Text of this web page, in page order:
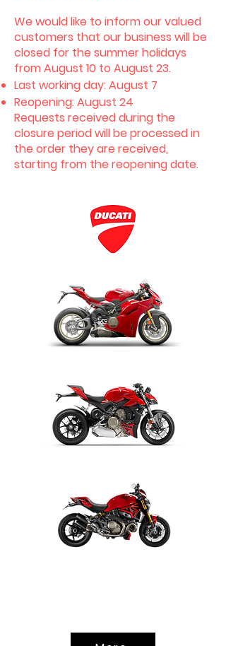
We would like to inform our valued
customers that our business will be
closed for the summer holidays
from August 10 to August 23.
Last working day: August 7
Reopening: August 24
Requests received during the
closure period will be processed in
the order they are received,
starting from the reopening date.